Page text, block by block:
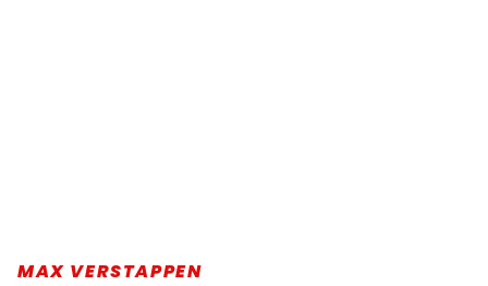
MAX VERSTAPPEN